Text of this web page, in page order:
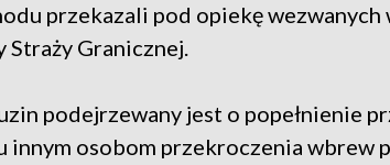
przekazali pod opiekę wezwanych
Straży Granicznej.
podejrzewany jest o popełnienie
innym osobom przekroczenia wbrew